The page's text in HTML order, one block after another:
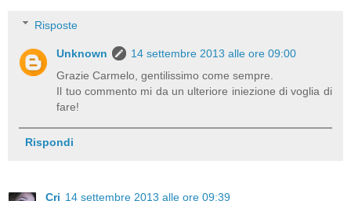
Risposte
Unknown
14 settembre 2013 alle ore 09:00
Grazie Carmelo, gentilissimo come sempre.
Il tuo commento mi da un ulteriore iniezione di voglia di
fare!
Rispondi
Cri 14 settembre 2013 alle ore 09:39